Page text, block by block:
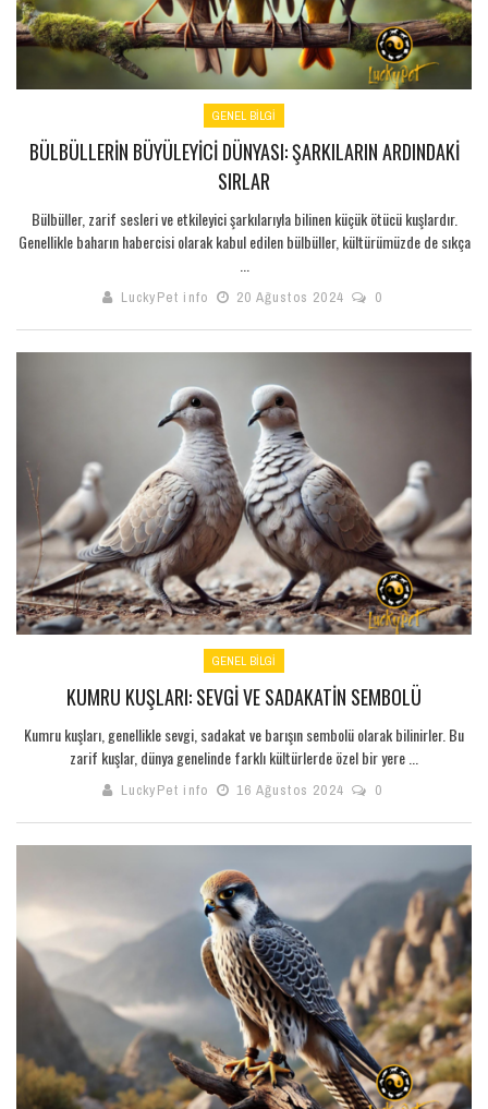
GENEL BILGI
BÜLBÜLLERIN BÜYÜLEYICI DÜNYASI: ŞARKILARIN ARDINDAKI
SIRLAR
Bülbüller, zarif sesleri ve etkileyici şarkılarıyla bilinen küçük ötücü kuşlardır.
Genellikle baharın habercisi olarak kabul edilen bülbüller, kültürümüzde de sıkça
...
LuckyPet info 20 Ağustos 2024 0
GENEL BILGI
KUMRU KUŞLARI: SEVGI VE SADAKATIN SEMBOLÜ
Kumru kuşları, genellikle sevgi, sadakat ve barışın sembolü olarak bilinirler. Bu
zarif kuşlar, dünya genelinde farklı kültürlerde özel bir yere ...
LuckyPet info 16 Ağustos 2024 0